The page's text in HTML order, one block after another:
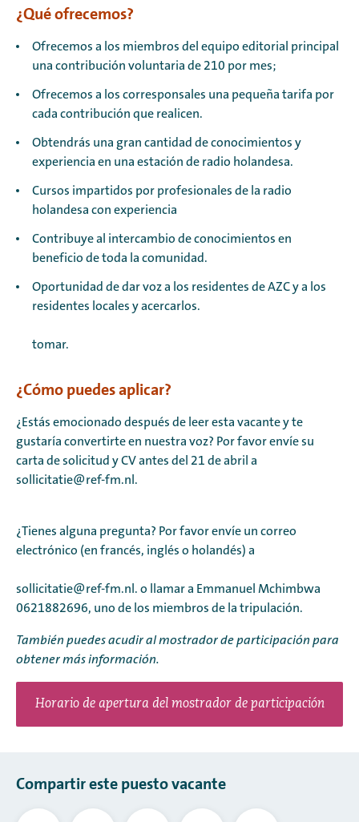
¿Qué ofrecemos?
Ofrecemos a los miembros del equipo editorial principal
una contribución voluntaria de 210 por mes;
Ofrecemos a los corresponsales una pequeña tarifa por
cada contribución que realicen.
Obtendrás una gran cantidad de conocimientos y
experiencia en una estación de radio holandesa.
Cursos impartidos por profesionales de la radio
holandesa con experiencia
Contribuye al intercambio de conocimientos en
beneficio de toda la comunidad.
Oportunidad de dar voz a los residentes de AZC y a los
residentes locales y acercarlos.
tomar.
¿Cómo puedes aplicar?
¿Estás emocionado después de leer esta vacante y te
gustaría convertirte en nuestra voz? Por favor envíe su
carta de solicitud y CV antes del 21 de abril a
sollicitatie@ref-fm.nl.
¿Tienes alguna pregunta? Por favor envíe un correo
electrónico (en francés, inglés o holandés) a
sollicitatie@ref-fm.nl. o llamar a Emmanuel Mchimbwa
0621882696, uno de los miembros de la tripulación.
También puedes acudir al mostrador de participación para
obtener más información.
Horario de apertura del mostrador de participación
Compartir este puesto vacante